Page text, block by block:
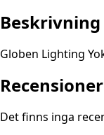
Beskrivning
Globen Lighting
Recensioner
Det finns inga